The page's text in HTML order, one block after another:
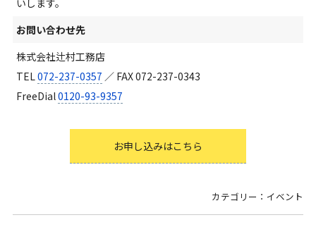
お問い合わせ先
株式会社辻村工務店
TEL 072-237-0357 ／ FAX 072-237-0343
FreeDial0120-93-9357
お申し込みはこちら
カテゴリー：イベント